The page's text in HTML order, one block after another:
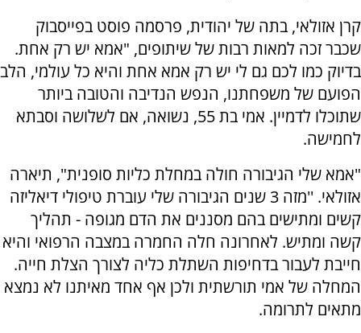
קרן אזולאי, בתה של יהודית, פרסמה פוסט בפייסבוק
שכבר זכה למאות רבות של שיתופים, "אמא יש רק אחת.
בדיוק כמו לכם גם לי יש רק אמא אחת והיא כל עולמי, הלב
הפועם של משפחתנו, הנפש הנדיבה והטובה ביותר
שתוכלו לדמיין. אמי בת 55, נשואה, אם לשלושה וסבתא
לחמישה.
"אמא שלי הגיבורה חולה במחלת כליות סופנית", תיארה
אזולאי. ''מזה 3 שנים הגיבורה שלי עוברת טיפולי דיאליזה
קשים ומתישים בהם מסננים את הדם מגופה - תהליך
קשה ומתיש. לאחרונה חלה החמרה במצבה הרפואי והיא
חייבת לעבור בדחיפות השתלת כליה לצורך הצלת חייה.
המחלה של אמי תורשתית ולכן אף אחד מאיתנו לא נמצא
מתאים לתרומה.